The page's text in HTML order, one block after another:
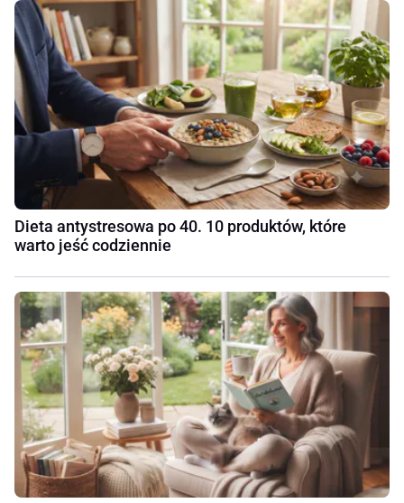
Dieta antystresowa po 40. 10 produktów, które
warto jeść codziennie